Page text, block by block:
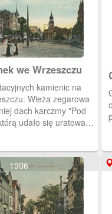
we Wrzeszczu
kamienic na
Wieża zegarowa
dach karczmy "Pod
udało się uratować
1906